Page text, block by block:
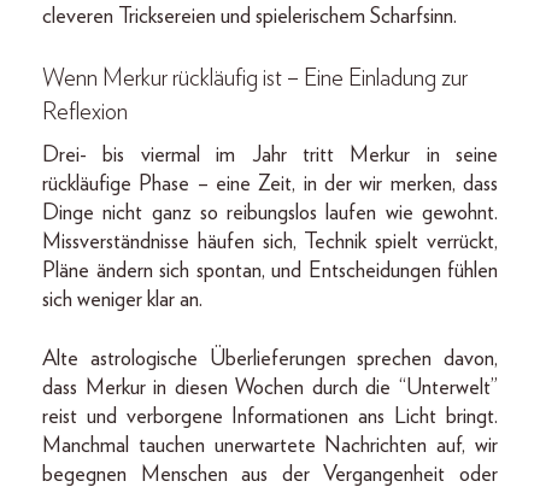
cleveren Tricksereien und spielerischem Scharfsinn.
Wenn Merkur rückläufig ist – Eine Einladung zur
Reflexion
Drei- bis viermal im Jahr tritt Merkur in seine
rückläufige Phase – eine Zeit, in der wir merken, dass
Dinge nicht ganz so reibungslos laufen wie gewohnt.
Missverständnisse häufen sich, Technik spielt verrückt,
Pläne ändern sich spontan, und Entscheidungen fühlen
sich weniger klar an.
Alte astrologische Überlieferungen sprechen davon,
dass Merkur in diesen Wochen durch die “Unterwelt”
reist und verborgene Informationen ans Licht bringt.
Manchmal tauchen unerwartete Nachrichten auf, wir
begegnen Menschen aus der Vergangenheit oder